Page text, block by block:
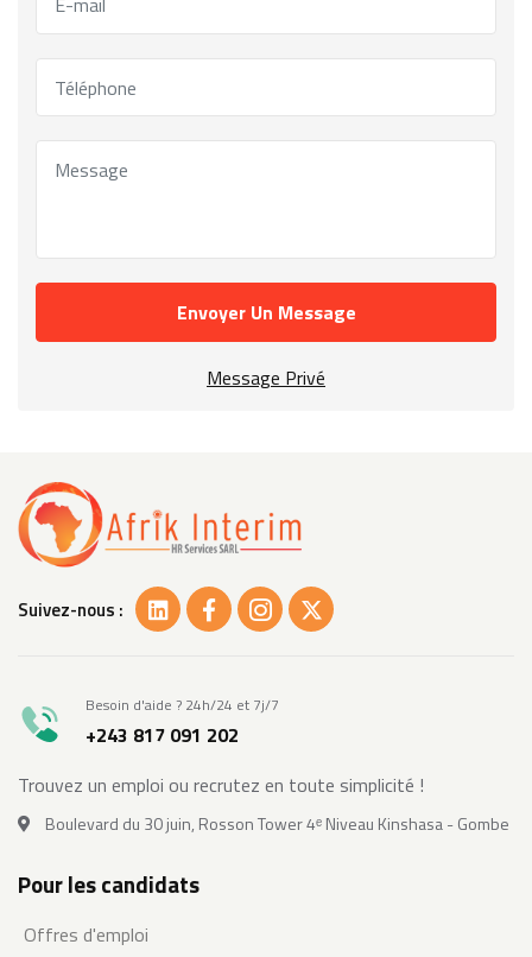
Envoyer Un Message
Message Privé
Suivez-nous :
Besoin d'aide ? 24h/24 et 7j/7
+243 817 091 202
Trouvez un emploi ou recrutez en toute simplicité !
Boulevard du 30 juin, Rosson Tower 4ᵉ Niveau Kinshasa - Gombe
Pour les candidats
Offres d'emploi